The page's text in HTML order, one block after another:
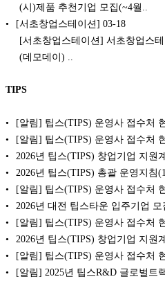
(시)제품 추천기업 모집(~4월..
[서초창업스테이션] 03-18
[서초창업스테이션] 서초창업스
(데모데이) ..
TIPS
[알림] 팁스(TIPS) 운영사 접수처
[알림] 팁스(TIPS) 운영사 접수처
2026년 팁스(TIPS) 창업기업 지원
2026년 팁스(TIPS) 총괄 운영지침
[알림] 팁스(TIPS) 운영사 접수처
2026년 대전 팁스타운 입주기업 모
[알림] 팁스(TIPS) 운영사 접수처
2026년 팁스(TIPS) 창업기업 지원
[알림] 팁스(TIPS) 운영사 접수처
[알림] 2025년 팁스R&D 글로벌트